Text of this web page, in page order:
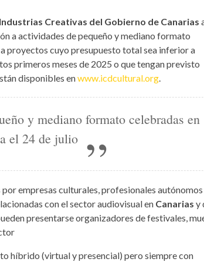
Creativas del Gobierno de Canarias
a actividades de pequeño y mediano formato
proyectos cuyo presupuesto total sea inferior a
primeros meses de 2025 o que tengan previsto
disponibles enwww.icdcultural.org
y mediano formato celebradas en
el 24 de julio
empresas culturales, profesionales autónomos
con el sector audiovisual en Canarias y
presentarse organizadores de festivales,
híbrido (virtual y presencial) pero siempre con